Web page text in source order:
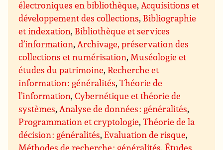
électroniques en bibliothèque,Acquisitions et
développement des collections, Bibliographie
et indexation, Bibliothèque et services
d’information,Archivage, préservation des
collections et numérisation,Muséologie et
études du patrimoine,Recherche et
information : généralités,Théorie de
l’information,Cybernétique et théorie de
systèmes,Analyse de données : généralités,
Programmation et cryptologie,Théorie de la
décision : généralités,Evaluation de risque,
Méthodes de recherche : généralités,Études